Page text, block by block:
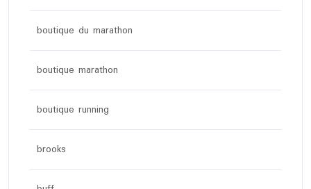
boutique du marathon
boutique marathon
boutique running
brooks